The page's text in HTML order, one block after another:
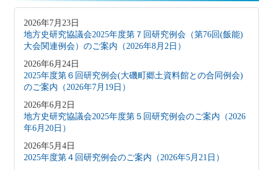
2026年7月23日
地方史研究協議会2025年度第７回研究例会（第76回(飯能)
大会関連例会）のご案内（2026年8月2日）
2026年6月24日
2025年度第６回研究例会(大磯町郷土資料館との合同例会)
のご案内（2026年7月19日）
2026年6月2日
地方史研究協議会2025年度第５回研究例会のご案内（2026
年6月20日）
2026年5月4日
2025年度第４回研究例会のご案内（2026年5月21日）